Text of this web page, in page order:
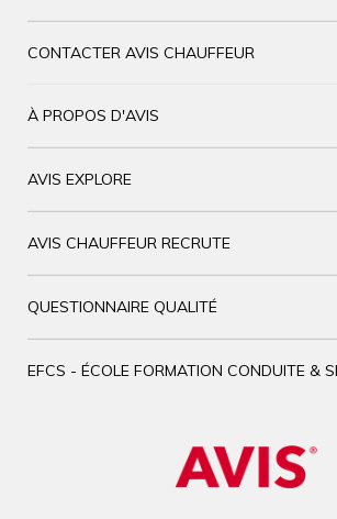
CONTACTER AVIS CHAUFFEUR
À PROPOS D'AVIS
AVIS EXPLORE
AVIS CHAUFFEUR RECRUTE
QUESTIONNAIRE QUALITÉ
EFCS - ÉCOLE FORMATION CONDUITE &